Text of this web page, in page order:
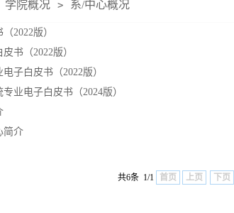
学院概况 > 系/中心概况
2022版）
书（2022版）
子白皮书（2022版）
业电子白皮书（2024版）
简介
共6条 1/1 首页 上页 下页